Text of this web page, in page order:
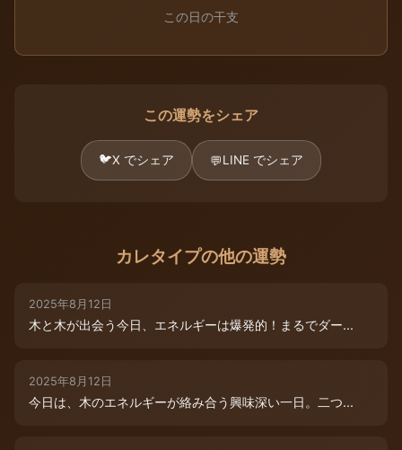
この日の干支
この運勢をシェア
🐦X でシェア 💬LINE でシェア
カレタイプの他の運勢
2025年8月12日
木と木が出会う今日、エネルギーは爆発的！まるでダー...
2025年8月12日
今日は、木のエネルギーが絡み合う興味深い一日。二つ...